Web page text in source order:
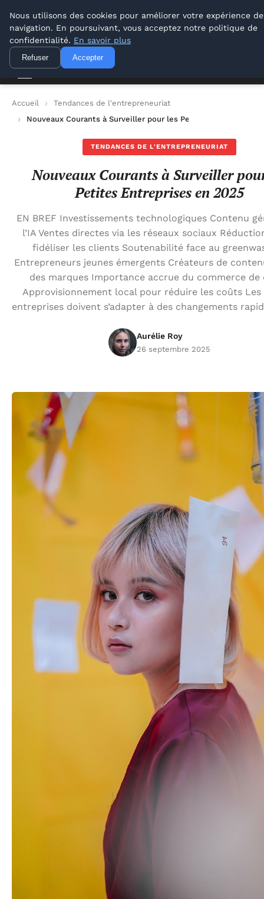
Lyon Photos
Lyon Photos
Accueil
Tendances de l'entrepreneuriat
Nouveaux Courants à Surveiller pour les Petites Entreprises
TENDANCES DE L'ENTREPRENEURIAT
Nouveaux Courants à Surveiller
Petites Entreprises en 2025
EN BREF Investissements technologiques Contenu
l’IA Ventes directes via les réseaux sociaux
fidéliser les clients Soutenabilité face au
Entrepreneurs jeunes émergents Créateurs de
des marques Importance accrue du commerce de
Approvisionnement local pour réduire les coûts
entreprises doivent s’adapter à des changements
Aurélie Roy
26 septembre 2025
Nous utilisons des cookies pour améliorer votre expérience de
navigation. En poursuivant, vous acceptez notre politique de
confidentialité. En savoir plus
Refuser Accepter